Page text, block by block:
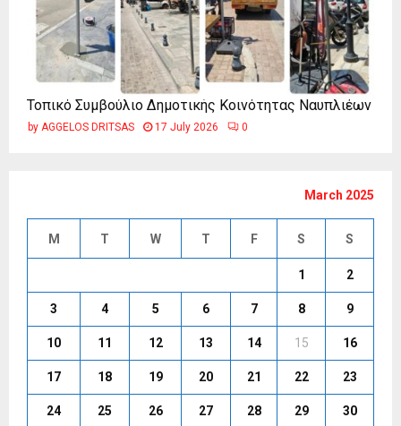
Τοπικό Συμβούλιο Δημοτικής Κοινότητας Ναυπλιέων
by AGGELOS DRITSAS 17 July 2026 0
March 2025
M T W T F S S
1 2
3 4 5 6 7 8 9
10 11 12 13 14 15 16
17 18 19 20 21 22 23
24 25 26 27 28 29 30